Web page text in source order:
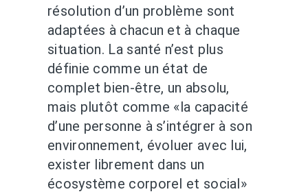
résolution d’un problème sont
adaptées à chacun et à chaque
situation. La santé n’est plus
définie comme un état de
complet bien-être, un absolu,
mais plutôt comme «la capacité
d’une personne à s’intégrer à son
environnement, évoluer avec lui,
exister librement dans un
écosystème corporel et social»